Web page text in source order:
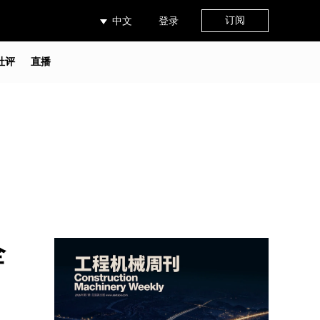
中文 登录 订阅
评 直播